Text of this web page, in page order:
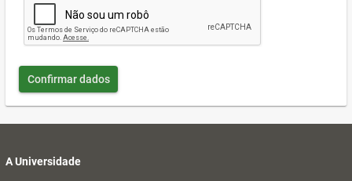
Confirmar dados
A Universidade